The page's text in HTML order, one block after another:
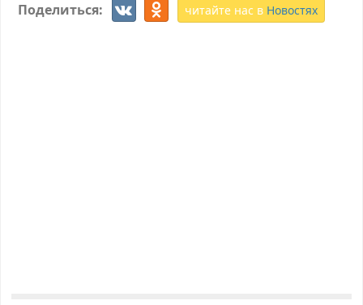
Поделиться: читайте нас в Новостях